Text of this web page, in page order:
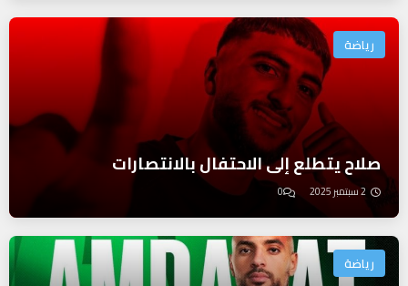
رياضة
صلاح يتطلع إلى الاحتفال بالانتصارات
2 سبتمبر 2025 0
رياضة